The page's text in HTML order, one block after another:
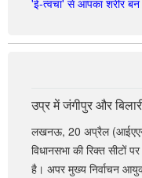
'ई-त्वचा' से आपका शरीर बन
उप्र में जंगीपुर और
लखनऊ, 20 अप्रैल
विधानसभा की रिक्त सीटों
है। अपर मुख्य निर्वाचन